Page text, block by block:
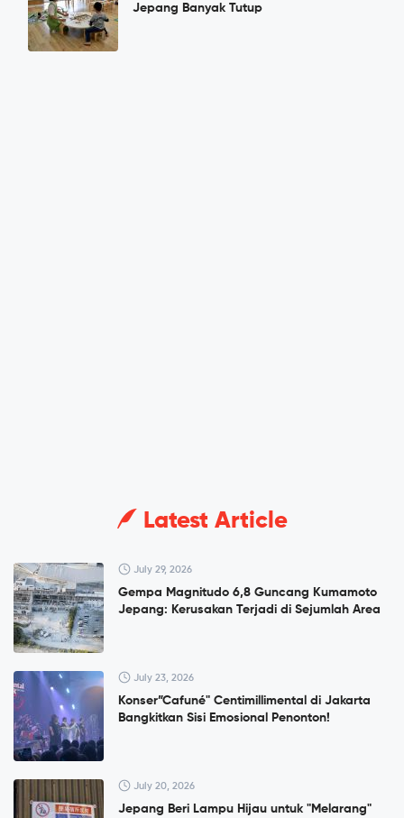
Jepang Banyak Tutup
Latest Article
July 29, 2026
Gempa Magnitudo 6,8 Guncang Kumamoto
Jepang: Kerusakan Terjadi di Sejumlah Area
July 23, 2026
Konser”Cafuné" Centimillimental di Jakarta
Bangkitkan Sisi Emosional Penonton!
July 20, 2026
Jepang Beri Lampu Hijau untuk "Melarang"